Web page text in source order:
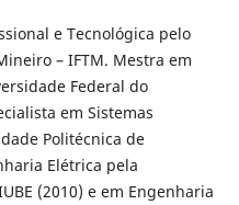
e Tecnológica pelo
– IFTM. Mestra em
Federal do
em Sistemas
Politécnica de
Elétrica pela
(2010) e em Engenharia